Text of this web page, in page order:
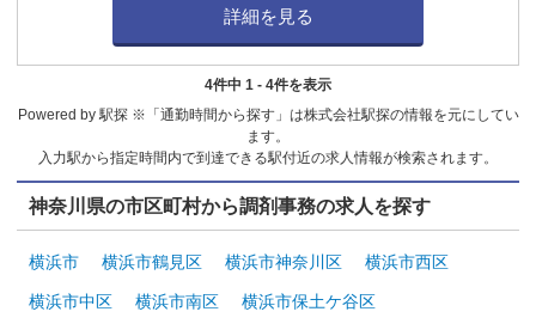
詳細を見る
4件中 1 - 4件を表示
Powered by 駅探 ※「通勤時間から探す」は株式会社駅探の情報を元にしてい
ます。
入力駅から指定時間内で到達できる駅付近の求人情報が検索されます。
神奈川県の市区町村から調剤事務の求人を探す
横浜市 横浜市鶴見区 横浜市神奈川区 横浜市西区
横浜市中区 横浜市南区 横浜市保土ケ谷区